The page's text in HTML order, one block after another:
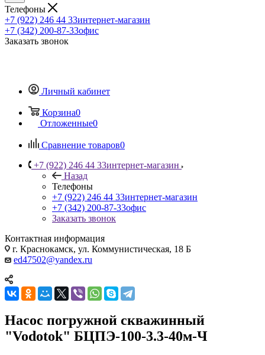
Телефоны
+7 (922) 246 44 33интернет-магазин
+7 (342) 200-87-33офис
Заказать звонок
Личный кабинет
Корзина0
Отложенные0
Сравнение товаров0
+7 (922) 246 44 33интернет-магазин
Назад
Телефоны
+7 (922) 246 44 33интернет-магазин
+7 (342) 200-87-33офис
Заказать звонок
Контактная информация
г. Краснокамск, ул. Коммунистическая, 18 Б
ed47502@yandex.ru
Насос погружной скважинный
"Vodotok" БЦПЭ-100-3.3-40м-Ч